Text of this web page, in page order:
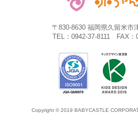
〒830-8630 福岡県久留米市
TEL：0942-37-8111 FAX：
Copyright © 2019 BABYCASTLE